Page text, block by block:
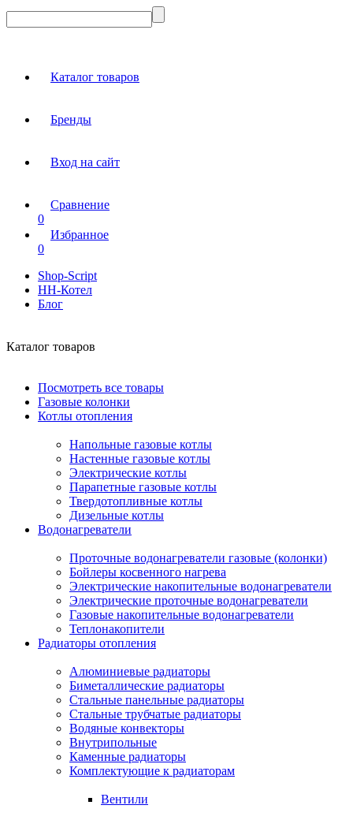
Каталог товаров
Бренды
Вход на сайт
Сравнение
0
Избранное
0
Shop-Script
НН-Котел
Блог
Каталог товаров
Посмотреть все товары
Газовые колонки
Котлы отопления
Напольные газовые котлы
Настенные газовые котлы
Электрические котлы
Парапетные газовые котлы
Твердотопливные котлы
Дизельные котлы
Водонагреватели
Проточные водонагреватели газовые (колонки)
Бойлеры косвенного нагрева
Электрические накопительные водонагреватели
Электрические проточные водонагреватели
Газовые накопительные водонагреватели
Теплонакопители
Радиаторы отопления
Алюминиевые радиаторы
Биметаллические радиаторы
Стальные панельные радиаторы
Стальные трубчатые радиаторы
Водяные конвекторы
Внутрипольные
Каменные радиаторы
Комплектующие к радиаторам
Вентили